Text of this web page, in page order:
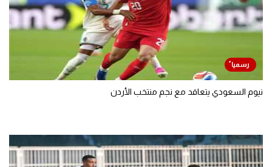
نيوم السعودي يتعاقد مع نجم منتخب الأردن